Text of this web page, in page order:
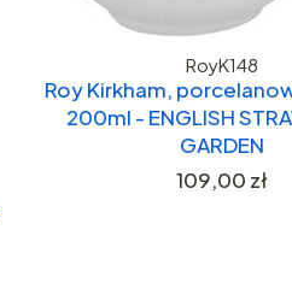
RoyK148
Roy Kirkham,
200ml - ENGLISH
GARDEN
Cena
109,00 zł